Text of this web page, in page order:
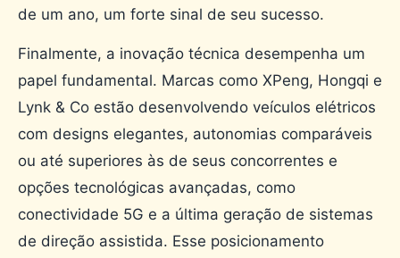
de um ano, um forte sinal de seu sucesso.
Finalmente, a inovação técnica desempenha um
papel fundamental. Marcas como XPeng, Hongqi e
Lynk & Co estão desenvolvendo veículos elétricos
com designs elegantes, autonomias comparáveis ​​
ou até superiores às de seus concorrentes e
opções tecnológicas avançadas, como
conectividade 5G e a última geração de sistemas
de direção assistida. Esse posicionamento